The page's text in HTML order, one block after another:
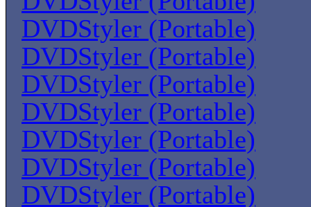
DVDStyler (Portable)
DVDStyler (Portable)
DVDStyler (Portable)
DVDStyler (Portable)
DVDStyler (Portable)
DVDStyler (Portable)
DVDStyler (Portable)